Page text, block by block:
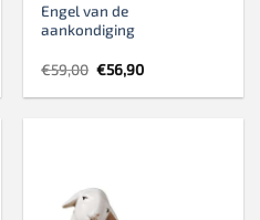
Engel van de
aankondiging
€59,00 Oorspronkelijke
prijs
was:
€56,90Huidige
is: